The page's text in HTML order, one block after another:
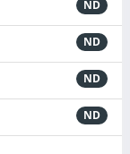
ND
ND
ND
ND